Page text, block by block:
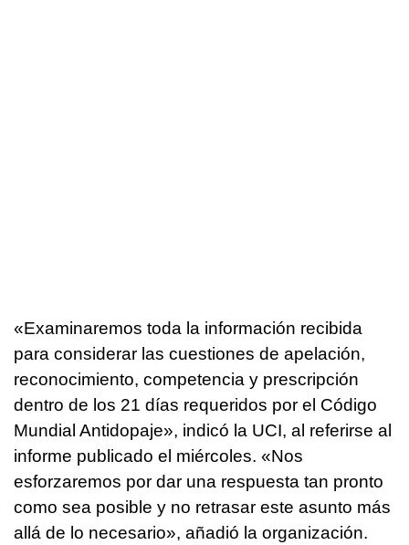
«Examinaremos toda la información recibida
para considerar las cuestiones de apelación,
reconocimiento, competencia y prescripción
dentro de los 21 días requeridos por el Código
Mundial Antidopaje», indicó la UCI, al referirse al
informe publicado el miércoles. «Nos
esforzaremos por dar una respuesta tan pronto
como sea posible y no retrasar este asunto más
allá de lo necesario», añadió la organización.